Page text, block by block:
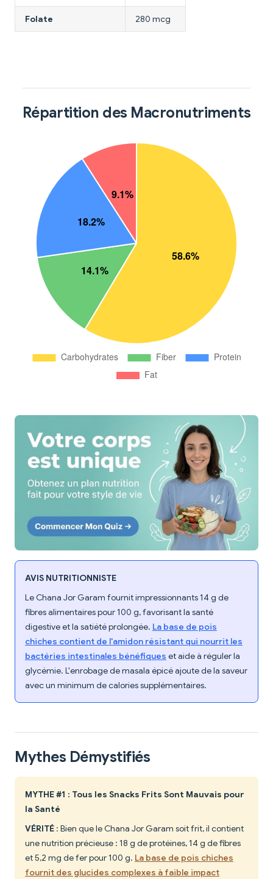
Folate 280 mcg
Répartition des Macronutriments
AVIS NUTRITIONNISTE
Le Chana Jor Garam fournit impressionnants 14 g de
fibres alimentaires pour 100 g, favorisant la santé
digestive et la satiété prolongée. La base de pois
chiches contient de l'amidon résistant qui nourrit les
bactéries intestinales bénéfiques et aide à réguler la
glycémie. L'enrobage de masala épicé ajoute de la saveur
avec un minimum de calories supplémentaires.
Mythes Démystifiés
MYTHE #1 : Tous les Snacks Frits Sont Mauvais pour
la Santé
VÉRITÉ : Bien que le Chana Jor Garam soit frit, il contient
une nutrition précieuse : 18 g de protéines, 14 g de fibres
et 5,2 mg de fer pour 100 g. La base de pois chiches
fournit des glucides complexes à faible impact